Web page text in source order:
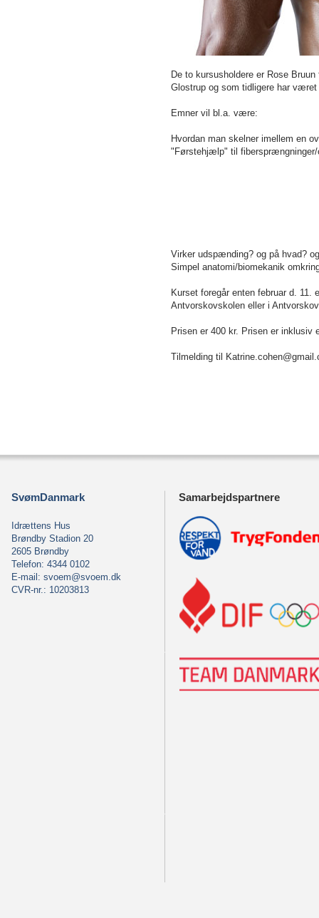
De to kursusholdere er Rose
Glostrup og som tidligere har
Emner vil bl.a. være:
Hvordan man skelner imellem en
"Førstehjælp" til fibersprængninger/
Virker udspænding? og på hvad?
Simpel anatomi/biomekanik
Kurset foregår enten februar d.
Antvorskovskolen eller i
Prisen er 400 kr. Prisen er
Tilmelding til
SvømDanmark
Idrættens Hus
Brøndby Stadion 20
2605 Brøndby
Telefon: 4344 0102
E-mail: svoem@svoem.dk
CVR-nr.: 10203813
Samarbejdspartnere